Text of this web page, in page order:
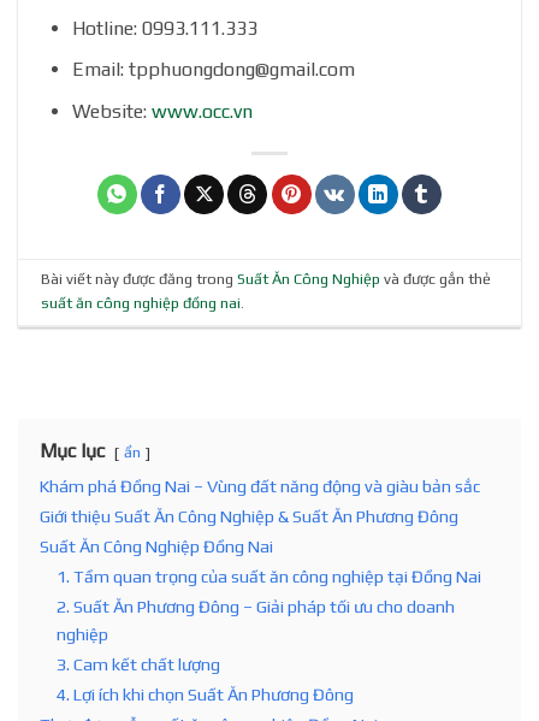
Mục lục ẩn
Khám phá Đồng Nai – Vùng đất năng động và giàu bản sắc
Giới thiệu Suất Ăn Công Nghiệp & Suất Ăn Phương Đông
Suất Ăn Công Nghiệp Đồng Nai
1. Tầm quan trọng của suất ăn công nghiệp tại Đồng Nai
2. Suất Ăn Phương Đông – Giải pháp tối ưu cho doanh
nghiệp
3. Cam kết chất lượng
4. Lợi ích khi chọn Suất Ăn Phương Đông
Hotline: 0993.111.333
Email: tpphuongdong@gmail.com
Website: www.occ.vn
Bài viết này được đăng trongSuất Ăn Công Nghiệp và được gắn thẻ
suất ăn công nghiệp đồng nai.